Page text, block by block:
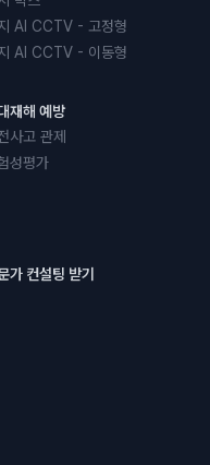
AI CCTV - 고정형
AI CCTV - 이동형
재해 예방
사고 관제
성평가
가 컨설팅 받기